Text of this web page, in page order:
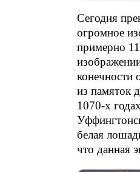
Сегодня
огромное
примерно
конечности
из памяток
1070-х
белая
что данная